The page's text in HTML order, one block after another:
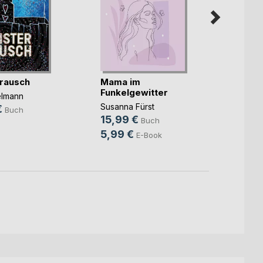
Buch
Mama im
Funkelgewitter
Susanna Fürst
15,99 € Buch
5,99 € E-Book